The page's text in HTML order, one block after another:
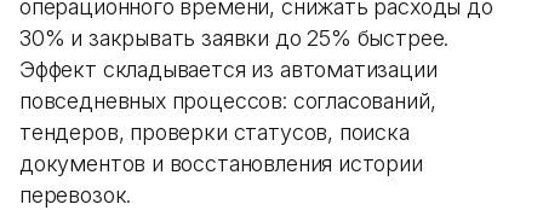
операционного времени, снижать расходы до
30% и закрывать заявки до 25% быстрее.
Эффект складывается из автоматизации
повседневных процессов: согласований,
тендеров, проверки статусов, поиска
документов и восстановления истории
перевозок.